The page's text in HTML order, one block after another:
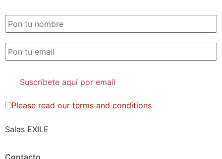
Please read our terms and conditions
Salas EXILE
Contacto